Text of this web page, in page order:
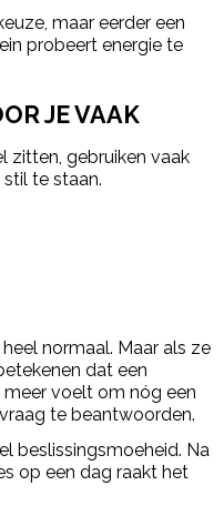
maar eerder een
probeert energie te
JE VAAK
zitten, gebruiken vaak
te staan.
normaal. Maar als ze
dat een
voelt om nóg een
te beantwoorden.
beslissingsmoeheid. Na
op een dag raakt het